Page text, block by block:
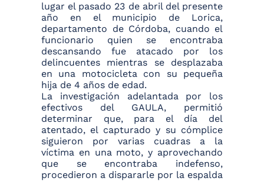
lugar el pasado 23 de abril del presente
año en el municipio de Lorica,
departamento de Córdoba, cuando el
funcionario quien se encontraba
descansando fue atacado por los
delincuentes mientras se desplazaba
en una motocicleta con su pequeña
hija de 4 años de edad.
La investigación adelantada por los
efectivos del GAULA, permitió
determinar que, para el día del
atentado, el capturado y su cómplice
siguieron por varias cuadras a la
víctima en una moto, y aprovechando
que se encontraba indefenso,
procedieron a dispararle por la espalda